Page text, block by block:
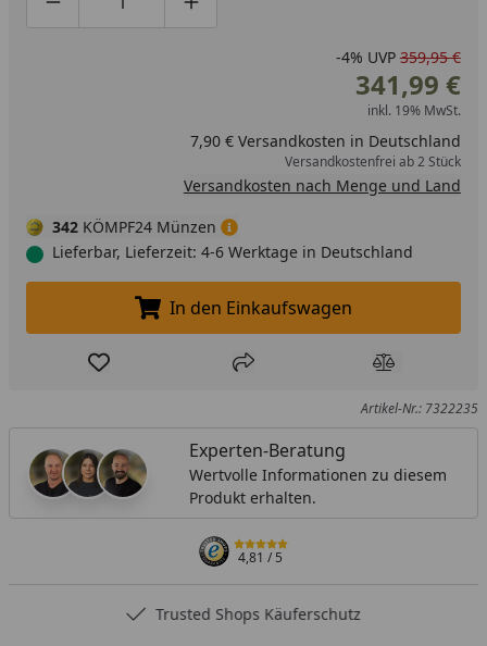
Produktmenge um eins verringern
Produktmenge manuell eingeben
Produktmenge um eins erhöhen
-4% UVP 359,95 €
341,99 €
inkl. 19% MwSt.
7,90 € Versandkosten in Deutschland
Versandkostenfrei ab 2 Stück
Versandkosten nach Menge und Land
342 KÖMPF24 Münzen
Lieferbar, Lieferzeit: 4-6 Werktage in Deutschland
In den Einkaufswagen legen
In den Einkaufswagen
Produkt zur Wunschliste hinzufügen
Teilen Produkt
Artikel-Nr.: 7322235
Experten-Beratung
Wertvolle Informationen zu diesem
Produkt erhalten.
4,81/ 5
Trusted Shops Käuferschutz